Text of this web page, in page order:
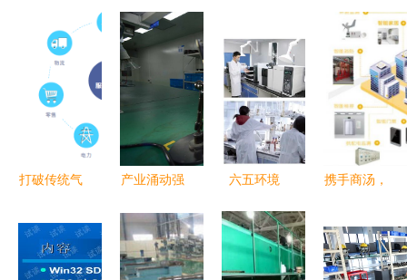
打破传统气
制，墨迹赤
必开拓商业
产业涌动强
门口”就业
点亮好生活
六五环境
实冲锋在前
技术开发
携手商汤，
光嘉宝数字
化智慧社区